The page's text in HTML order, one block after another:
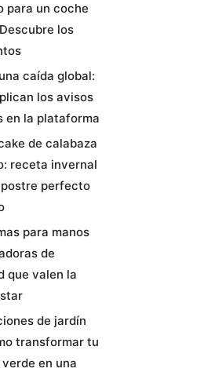
para un coche
los
caída global:
los avisos
en la plataforma
de calabaza
receta invernal
perfecto
para manos
de
que valen la
de jardín
transformar tu
en una